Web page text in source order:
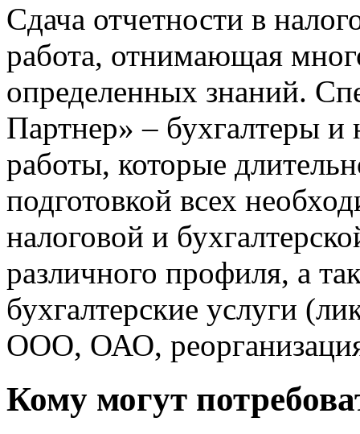
Сдача отчетности в
работа, отнимающая
определенных знаний.
Партнер» – бухгалтеры
работы, которые
подготовкой всех
налоговой и
различного профиля, а
бухгалтерские услуги
ООО, ОАО,
Кому могут